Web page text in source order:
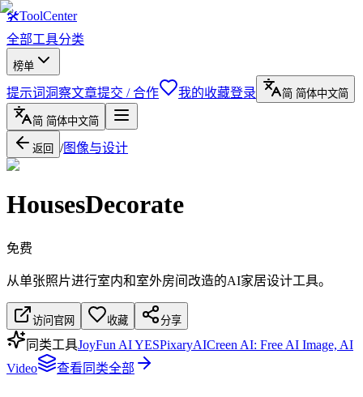
🛠ToolCenter
全部工具分类
榜单
提示词洞察文章提交 / 合作 我的收藏登录 简 简体中文简
简 简体中文简
返回 /图像与设计
HousesDecorate
免费
从单张照片进行室内和室外房间改造的AI家居设计工具。
访问官网 收藏 分享
同类工具JoyFun AI YESPixaryAICreen AI: Free AI Image, AI
Video
查看同类全部